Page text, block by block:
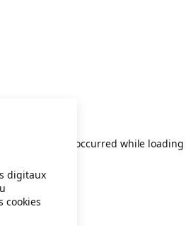
exception has occurred while loading
digitaux
cookies